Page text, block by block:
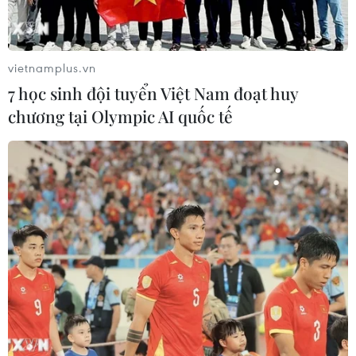
Tập thể tác giả và đại diện nhóm tác giả đoạt giải C. (Ảnh:
Hoài Nam/Vietnam+)
vietnamplus.vn
7 học sinh đội tuyển Việt Nam đoạt huy
chương tại Olympic AI quốc tế